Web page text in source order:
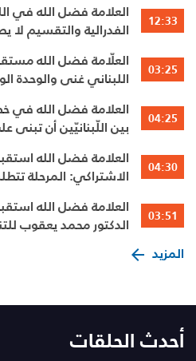
12:33
العلامة فضل الله في
الفدرالية والتقسيم
03:25
العلّامة فضل الله
اللبناني غنى والوحدة
04:25
بين اللّبنانيّين أن تبنى
04:30
العلامة فضل الله
الاشتراكي: المرحلة
03:51
العلامة فضل الله
الدكتور محمد يعقوب
المزيد
أحدث الحلقات